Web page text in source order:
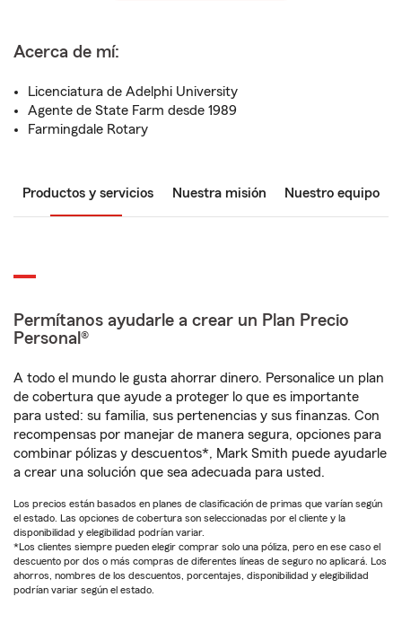
Acerca de mí:
Licenciatura de Adelphi University
Agente de State Farm desde 1989
Farmingdale Rotary
Productos y servicios Nuestra misión Nuestro equipo
Permítanos ayudarle a crear un Plan Precio
Personal®
A todo el mundo le gusta ahorrar dinero. Personalice un plan
de cobertura que ayude a proteger lo que es importante
para usted: su familia, sus pertenencias y sus finanzas. Con
recompensas por manejar de manera segura, opciones para
combinar pólizas y descuentos*, Mark Smith puede ayudarle
a crear una solución que sea adecuada para usted.
Los precios están basados en planes de clasificación de primas que varían según
el estado. Las opciones de cobertura son seleccionadas por el cliente y la
disponibilidad y elegibilidad podrían variar.
*Los clientes siempre pueden elegir comprar solo una póliza, pero en ese caso el
descuento por dos o más compras de diferentes líneas de seguro no aplicará. Los
ahorros, nombres de los descuentos, porcentajes, disponibilidad y elegibilidad
podrían variar según el estado.